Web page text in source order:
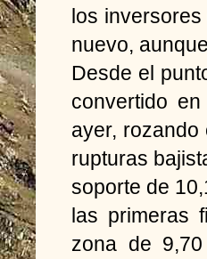
los
nuevo,
Desde el
convertido
ayer, rozando
rupturas
soporte de
las primeras
zona de